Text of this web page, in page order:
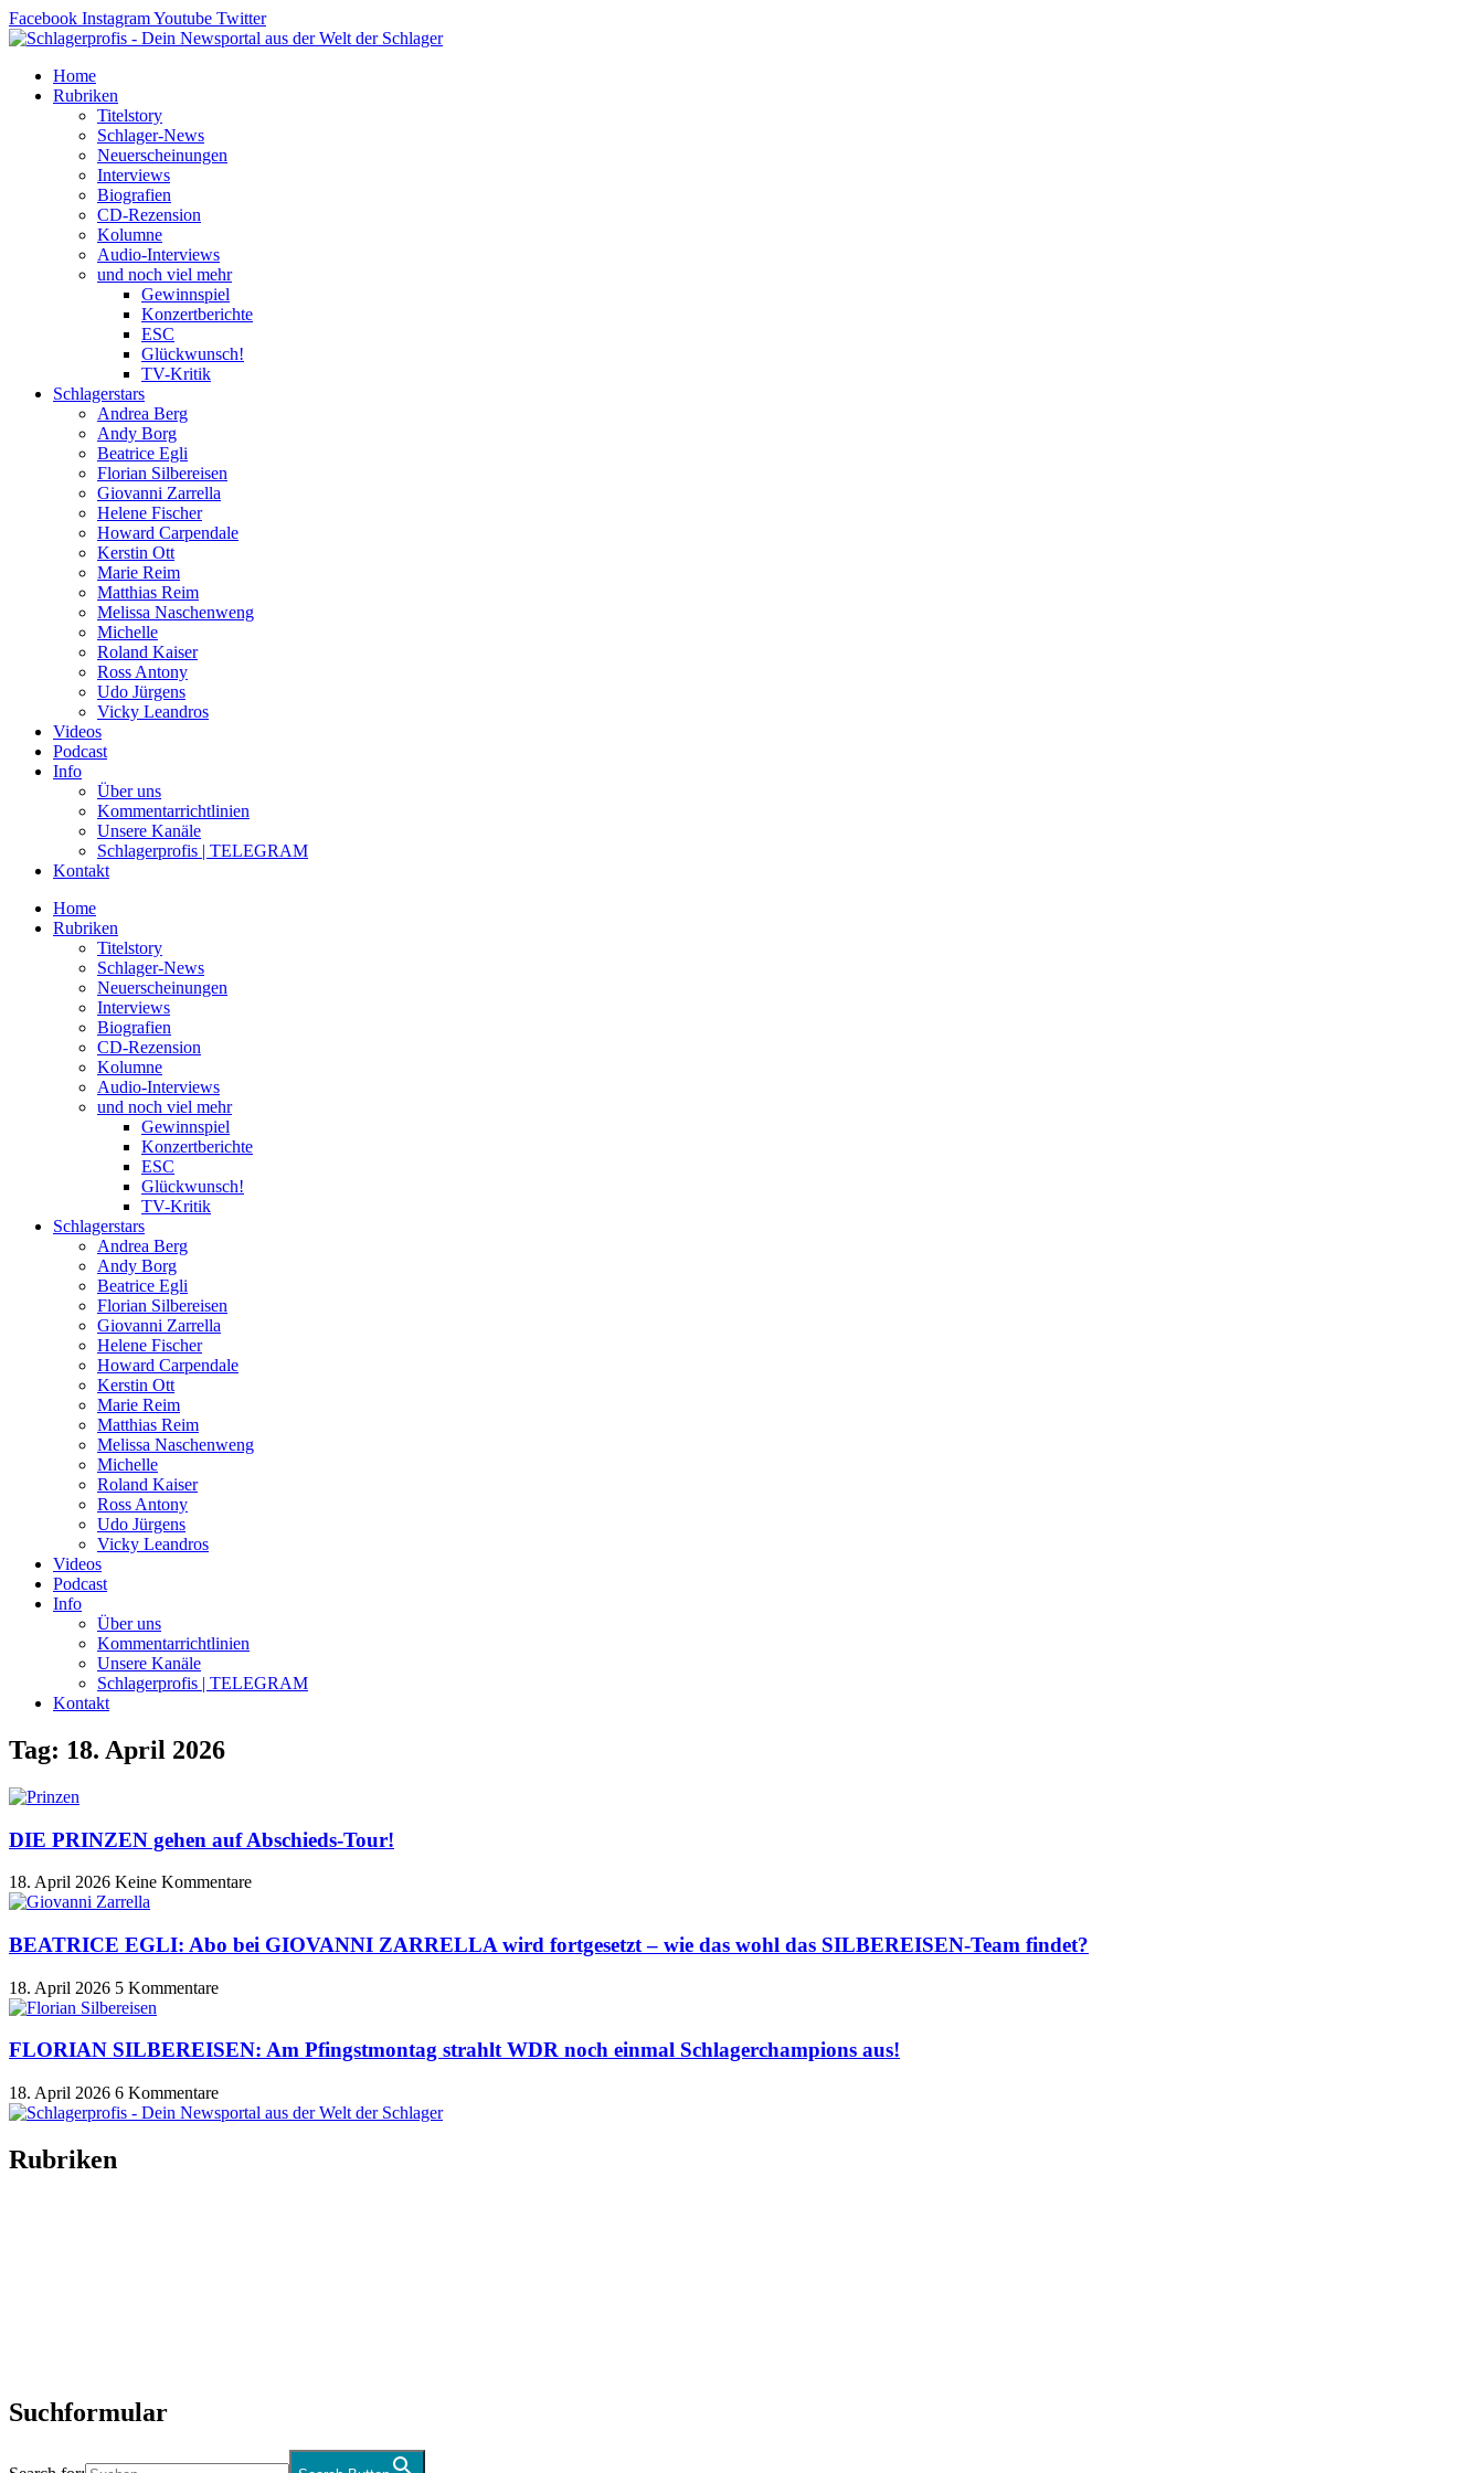
Zum
Inhalt
Facebook InstagramYoutube Twitter
Home
Rubriken
Titelstory
Schlager-News
Neuerscheinungen
Interviews
Biografien
CD-Rezension
Kolumne
Audio-Interviews
und noch viel mehr
Gewinnspiel
Konzertberichte
ESC
Glückwunsch!
TV-Kritik
Schlagerstars
Andrea Berg
Andy Borg
Beatrice Egli
Florian Silbereisen
Giovanni Zarrella
Helene Fischer
Howard Carpendale
Kerstin Ott
Marie Reim
Matthias Reim
Melissa Naschenweng
Michelle
Roland Kaiser
Ross Antony
Udo Jürgens
Vicky Leandros
Videos
Podcast
Info
Über uns
Kommentarrichtlinien
Unsere Kanäle
Schlagerprofis | TELEGRAM
Kontakt
Home
Rubriken
Titelstory
Schlager-News
Neuerscheinungen
Interviews
Biografien
CD-Rezension
Kolumne
Audio-Interviews
und noch viel mehr
Gewinnspiel
Konzertberichte
ESC
Glückwunsch!
TV-Kritik
Schlagerstars
Andrea Berg
Andy Borg
Beatrice Egli
Florian Silbereisen
Giovanni Zarrella
Helene Fischer
Howard Carpendale
Kerstin Ott
Marie Reim
Matthias Reim
Melissa Naschenweng
Michelle
Roland Kaiser
Ross Antony
Udo Jürgens
Vicky Leandros
Videos
Podcast
Info
Über uns
Kommentarrichtlinien
Unsere Kanäle
Schlagerprofis | TELEGRAM
Kontakt
Tag: 18. April 2026
DIE PRINZEN gehen auf Abschieds-Tour!
18. April 2026 Keine Kommentare
BEATRICE EGLI: Abo bei GIOVANNI ZARRELLA wird fortgesetzt – wie das wohl das SILBEREISEN-Team findet?
18. April 2026 5 Kommentare
FLORIAN SILBEREISEN: Am Pfingstmontag strahlt WDR noch einmal Schlagerchampions aus!
18. April 2026 6 Kommentare
Rubriken
Suchformular